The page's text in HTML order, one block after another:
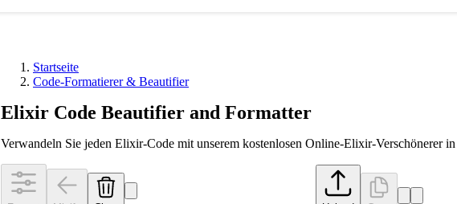
Startseite
Code-Formatierer & Beautifier
Elixir Code Beautifier and Formatter
Verwandeln Sie jeden Elixir-Code mit unserem kostenlosen Online-Elixir-Verschönerer in